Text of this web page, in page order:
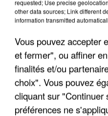
COULÉE DE BOUE EN
requested; Use precise
other data sources; Link different
information transmitted
Vous pouvez accepter
et fermer", ou affiner
finalités et/ou
choix". Vous pouvez
cliquant sur "Continuer
préférences ne